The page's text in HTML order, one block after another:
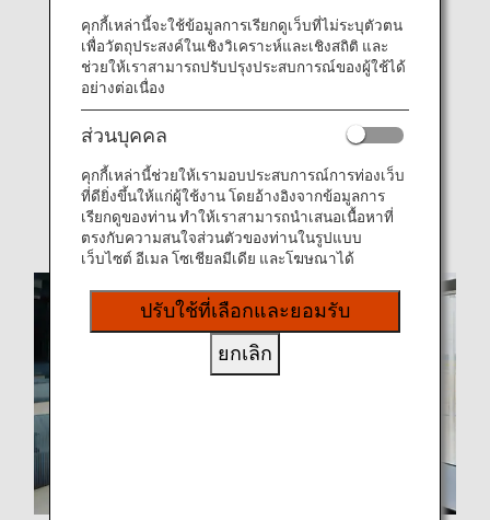
การเช็คอินออนไลน์
ข้อมูลด้านสัมภาระ
Travel CUBE (การเดินทางมายังสนามบิน)
คำแนะนำพิเศษสำหรับแต่ละประเทศ
ประกันการเดินทาง
คุกกี้เหล่านี้จะใช้ข้อมูลการเรียกดูเว็บที่ไม่ระบุตัวตน
เพื่อวัตถุประสงค์ในเชิงวิเคราะห์และเชิงสถิติ และ
ช่วยให้เราสามารถปรับปรุงประสบการณ์ของผู้ใช้ได้
อย่างต่อเนื่อง
ส่วนบุคคล
คุกกี้เหล่านี้ช่วยให้เรามอบประสบการณ์การท่องเว็บ
ที่ดียิ่งขึ้นให้แก่ผู้ใช้งาน โดยอ้างอิงจากข้อมูลการ
เรียกดูของท่าน ทำให้เราสามารถนำเสนอเนื้อหาที่
ตรงกับความสนใจส่วนตัวของท่านในรูปแบบ
เว็บไซต์ อีเมล โซเชียลมีเดีย และโฆษณาได้
ปรับใช้ที่เลือกและยอมรับ
ยกเลิก